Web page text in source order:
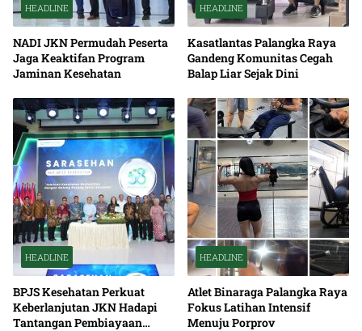
HEADLINE
NADI JKN Permudah Peserta
Jaga Keaktifan Program
Jaminan Kesehatan
HEADLINE
Kasatlantas Palangka Raya
Gandeng Komunitas Cegah
Balap Liar Sejak Dini
HEADLINE
BPJS Kesehatan Perkuat
Keberlanjutan JKN Hadapi
Tantangan Pembiayaan
HEADLINE
Atlet Binaraga Palangka Raya
Fokus Latihan Intensif
Menuju Porprov